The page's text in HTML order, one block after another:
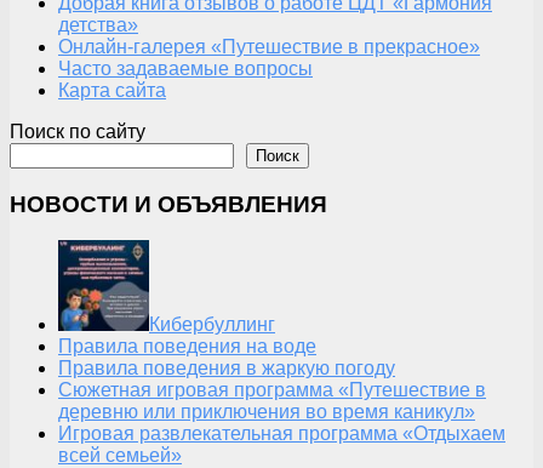
детства»
Онлайн-галерея «Путешествие в прекрасное»
Часто задаваемые вопросы
Карта сайта
Поиск по сайту
Поиск
НОВОСТИ И ОБЪЯВЛЕНИЯ
Кибербуллинг
Правила поведения на воде
Правила поведения в жаркую погоду
Сюжетная игровая программа «Путешествие в
деревню или приключения во время каникул»
Игровая развлекательная программа «Отдыхаем
всей семьей»